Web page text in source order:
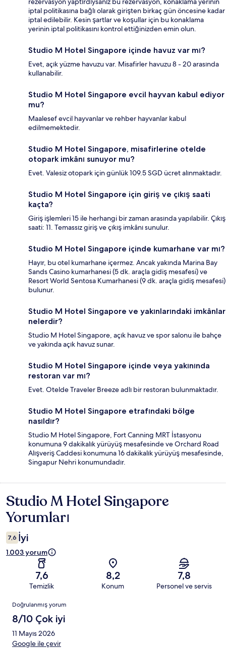
iptal politikasına bağlı olarak girişten birkaç gün öncesine kadar
iptal edilebilir. Kesin şartlar ve koşullar için bu konaklama
yerinin iptal politikasını kontrol ettiğinizden emin olun.
Studio M Hotel Singapore içinde havuz var mı?
Evet, açık yüzme havuzu var. Misafirler havuzu 8 - 20 arasında
kullanabilir.
Studio M Hotel Singapore evcil hayvan kabul ediyor
mu?
Maalesef evcil hayvanlar ve rehber hayvanlar kabul
edilmemektedir.
Studio M Hotel Singapore, misafirlerine otelde
otopark imkânı sunuyor mu?
Evet. Valesiz otopark için günlük 109.5 SGD ücret alınmaktadır.
Studio M Hotel Singapore için giriş ve çıkış saati
kaçta?
Giriş işlemleri 15 ile herhangi bir zaman arasında yapılabilir. Çıkış
saati: 11. Temassız giriş ve çıkış imkânı sunulur.
Studio M Hotel Singapore içinde kumarhane var mı?
Hayır, bu otel kumarhane içermez. Ancak yakında Marina Bay
Sands Casino kumarhanesi (5 dk. araçla gidiş mesafesi) ve
Resort World Sentosa Kumarhanesi (9 dk. araçla gidiş mesafesi)
bulunur.
Studio M Hotel Singapore ve yakınlarındaki imkânlar
nelerdir?
Studio M Hotel Singapore, açık havuz ve spor salonu ile bahçe
ve yakında açık havuz sunar.
Studio M Hotel Singapore içinde veya yakınında
restoran var mı?
Evet. Otelde Traveler Breeze adlı bir restoran bulunmaktadır.
Studio M Hotel Singapore etrafındaki bölge
nasıldır?
Studio M Hotel Singapore, Fort Canning MRT İstasyonu
konumuna 9 dakikalık yürüyüş mesafesinde ve Orchard Road
Alışveriş Caddesi konumuna 16 dakikalık yürüyüş mesafesinde,
Singapur Nehri konumundadır.
Yorumlar
Studio M Hotel Singapore
Yorumları
7,6 İyi
1.003 yorum
7,6
Temizlik
8,2
Konum
7,8
Personel ve servis
Yorumlar
Doğrulanmış yorum
8/10 Çok iyi
11 Mayıs 2026
Google ile çevir